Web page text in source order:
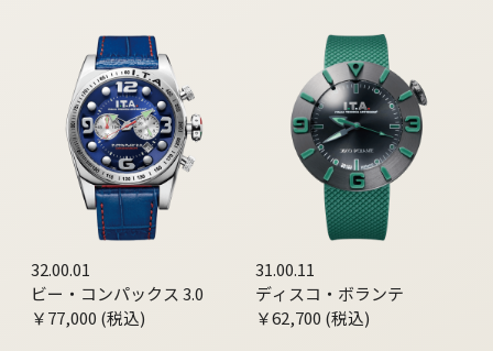
32.00.01
ビー・コンパックス 3.0
￥77,000 (税込)
31.00.11
ディスコ・ボランテ
￥62,700 (税込)